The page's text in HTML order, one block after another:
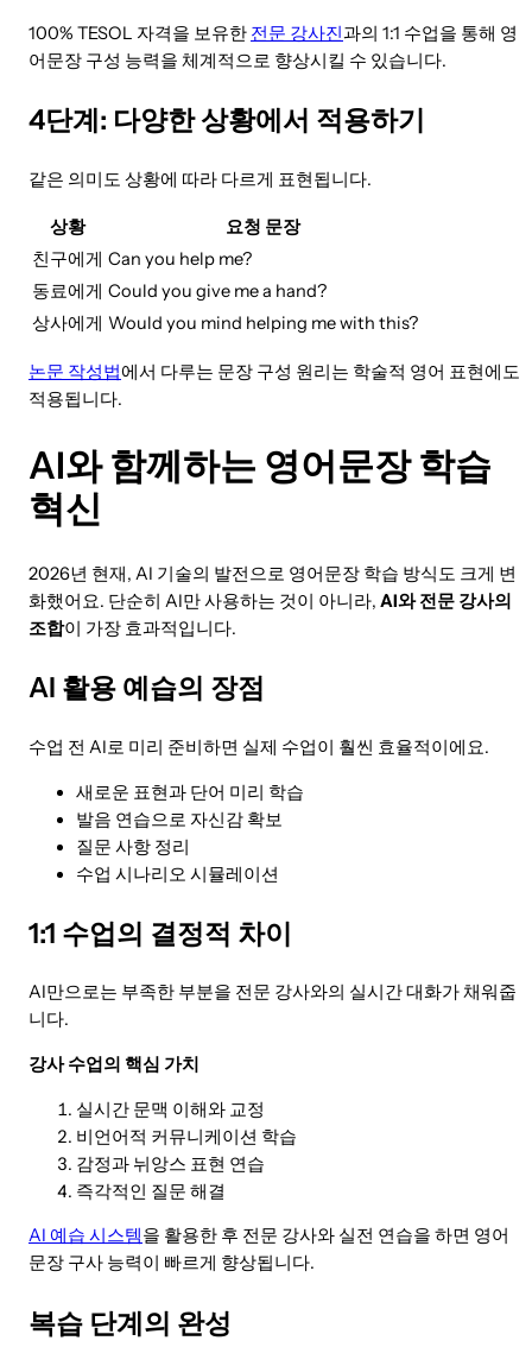
100% TESOL 자격을 보유한 전문 강사진과의 1:1 수업을 통해 영
어문장 구성 능력을 체계적으로 향상시킬 수 있습니다.
4단계: 다양한 상황에서 적용하기
같은 의미도 상황에 따라 다르게 표현됩니다.
상황
요청 문장
친구에게 Can you help me?
동료에게 Could you give me a hand?
상사에게 Would you mind helping me with this?
논문 작성법에서 다루는 문장 구성 원리는 학술적 영어 표현에도
적용됩니다.
AI와 함께하는 영어문장 학습
혁신
2026년 현재, AI 기술의 발전으로 영어문장 학습 방식도 크게 변
화했어요. 단순히 AI만 사용하는 것이 아니라, AI와 전문 강사의
조합이 가장 효과적입니다.
AI 활용 예습의 장점
수업 전 AI로 미리 준비하면 실제 수업이 훨씬 효율적이에요.
새로운 표현과 단어 미리 학습
발음 연습으로 자신감 확보
질문 사항 정리
수업 시나리오 시뮬레이션
1:1 수업의 결정적 차이
AI만으로는 부족한 부분을 전문 강사와의 실시간 대화가 채워줍
니다.
강사 수업의 핵심 가치
실시간 문맥 이해와 교정
비언어적 커뮤니케이션 학습
감정과 뉘앙스 표현 연습
즉각적인 질문 해결
AI 예습 시스템을 활용한 후 전문 강사와 실전 연습을 하면 영어
문장 구사 능력이 빠르게 향상됩니다.
복습 단계의 완성